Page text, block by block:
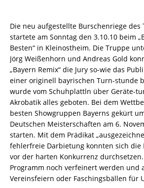
Die neu aufgestellte Burschenriege des
startete am Sonntag den 3.10.10 beim
Besten“ in Kleinostheim. Die Truppe
Jörg Weißenhorn und Andreas Gold
„Bayern Remix“ die Jury so-wie das
einer originell bayrischen Turn-stunde
wurde vom Schuhplattln über Geräte-
Akrobatik alles geboten. Bei dem
besten Showgruppen Bayerns gekürt
Deutschen Meisterschaften am 6.
starten. Mit dem Prädikat
fehlerfreie Darbietung konnten sich die
vor der harten Konkurrenz
Programm noch verfeinert werden und
Vereinsfeiern oder Faschingsbällen für